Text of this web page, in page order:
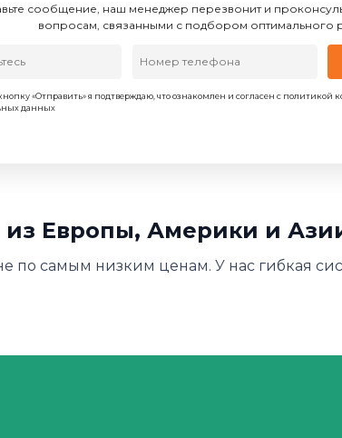
сообщение, наш менеджер перезвонит и
вопросам, связанными с подбором оптимального
«Отправить» я подтверждаю, что ознакомлен и согласен с политикой
данных
Европы, Америки и
по самым низким ценам. У нас гибкая